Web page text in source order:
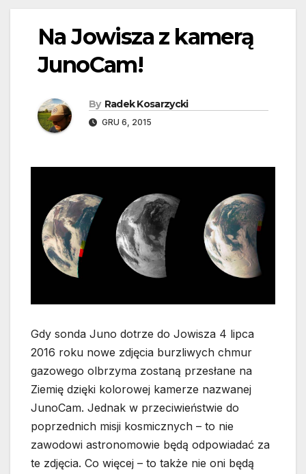
Na Jowisza z kamerą
JunoCam!
By Radek Kosarzycki
GRU 6, 2015
Gdy sonda Juno dotrze do Jowisza 4 lipca
2016 roku nowe zdjęcia burzliwych chmur
gazowego olbrzyma zostaną przesłane na
Ziemię dzięki kolorowej kamerze nazwanej
JunoCam. Jednak w przeciwieństwie do
poprzednich misji kosmicznych – to nie
zawodowi astronomowie będą odpowiadać za
te zdjęcia. Co więcej – to także nie oni będą